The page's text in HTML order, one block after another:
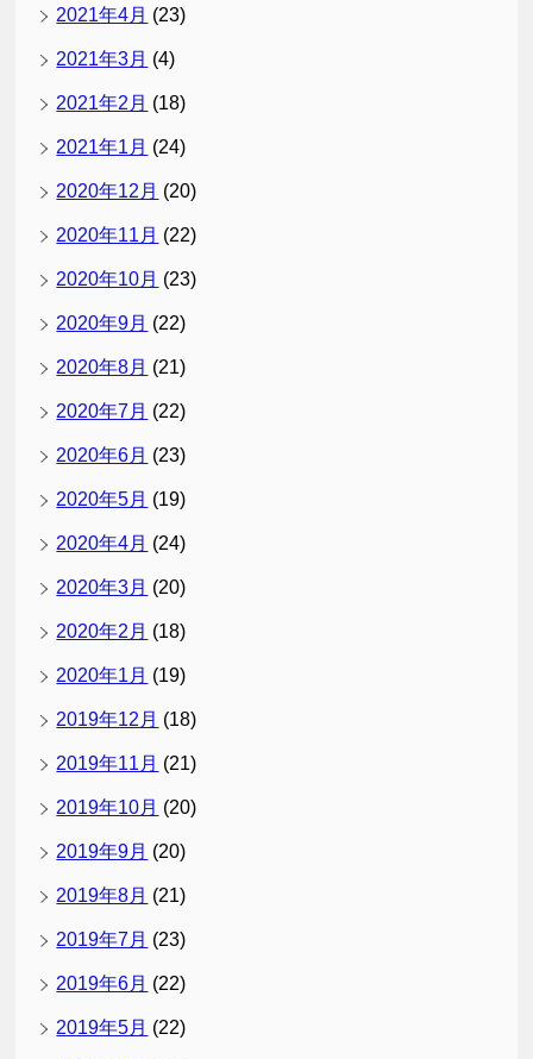
2021年4月 (23)
2021年3月 (4)
2021年2月 (18)
2021年1月 (24)
2020年12月 (20)
2020年11月 (22)
2020年10月 (23)
2020年9月 (22)
2020年8月 (21)
2020年7月 (22)
2020年6月 (23)
2020年5月 (19)
2020年4月 (24)
2020年3月 (20)
2020年2月 (18)
2020年1月 (19)
2019年12月 (18)
2019年11月 (21)
2019年10月 (20)
2019年9月 (20)
2019年8月 (21)
2019年7月 (23)
2019年6月 (22)
2019年5月 (22)